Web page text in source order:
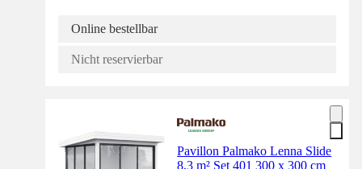
Online bestellbar
Nicht reservierbar
Pavillon Palmako Lenna Slide
8,3 m² Set 401 300 x 300 cm